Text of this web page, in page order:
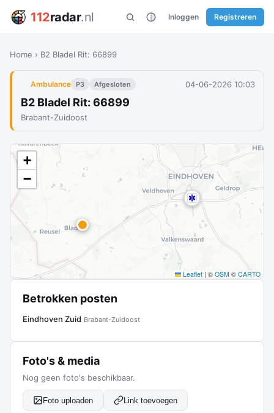
112radar.nl Inloggen Registreren
Home › B2 Bladel Rit: 66899
Ambulance P3 Afgesloten 04-06-2026 10:03
B2 Bladel Rit: 66899
Brabant-Zuidoost
+
−
Leaflet | © OSM © CARTO
Betrokken posten
Eindhoven Zuid Brabant-Zuidoost
Foto's & media
Nog geen foto's beschikbaar.
Foto uploaden Link toevoegen